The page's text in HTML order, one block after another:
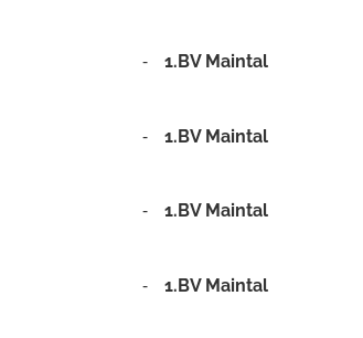
1.BV Maintal
1.BV Maintal
1.BV Maintal
1.BV Maintal